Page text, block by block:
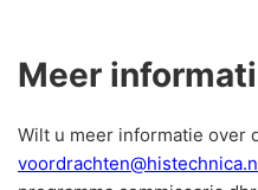
Meer
Wilt u meer informatie over